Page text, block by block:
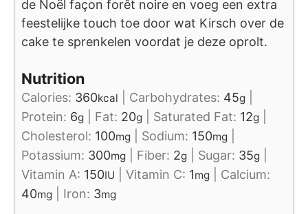
de Noël façon forêt noire en voeg een extra
feestelijke touch toe door wat Kirsch over de
cake te sprenkelen voordat je deze oprolt.
Nutrition
Calories: 360kcal Carbohydrates: 45g
Protein: 6g Fat: 20g Saturated Fat: 12g
Cholesterol: 100mg Sodium: 150mg
Potassium: 300mg Fiber: 2g Sugar: 35g
Vitamin A: 150IU Vitamin C: 1mg
Calcium:
40mg Iron: 3mg